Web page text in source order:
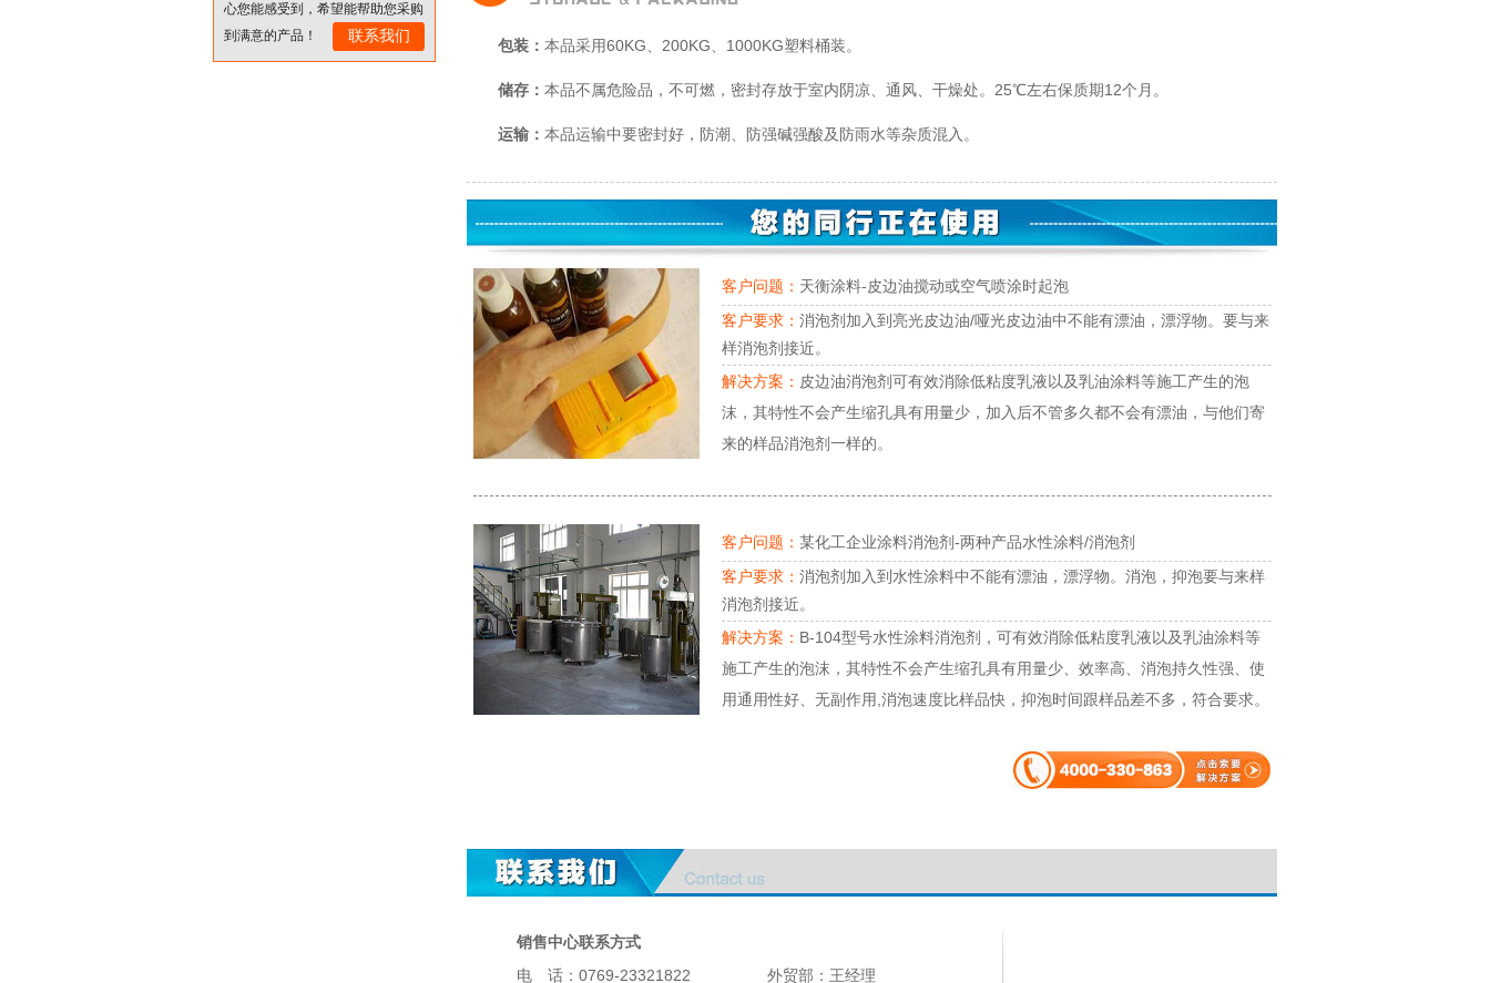
心您能感受到，希望能帮助您采购
到满意的产品！
联系我们
包装： 本品采用60KG、200KG、1000KG塑料桶装。
储存： 本品不属危险品，不可燃，密封存放于室内阴凉、通风、干燥处。25℃左右保质期12个月。
运输： 本品运输中要密封好，防潮、防强碱强酸及防雨水等杂质混入。
客户问题： 天衡涂料-皮边油搅动或空气喷涂时起泡
客户要求： 消泡剂加入到亮光皮边油/哑光皮边油中不能有漂油，漂浮物。要与来
样消泡剂接近。
解决方案： 皮边油消泡剂可有效消除低粘度乳液以及乳油涂料等施工产生的泡
沫，其特性不会产生缩孔具有用量少，加入后不管多久都不会有漂油，与他们寄
来的样品消泡剂一样的。
客户问题： 某化工企业涂料消泡剂-两种产品水性涂料/消泡剂
客户要求： 消泡剂加入到水性涂料中不能有漂油，漂浮物。消泡，抑泡要与来样
消泡剂接近。
解决方案： B-104型号水性涂料消泡剂，可有效消除低粘度乳液以及乳油涂料等
施工产生的泡沫，其特性不会产生缩孔具有用量少、效率高、消泡持久性强、使
用通用性好、无副作用,消泡速度比样品快，抑泡时间跟样品差不多，符合要求。
销售中心联系方式
电 话：0769-23321822
外贸部：王经理